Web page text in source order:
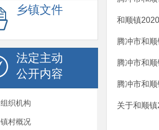
乡镇文件
法定主动
公开内容
组织机构
镇村概况
和顺镇
腾冲市和
腾冲市和
腾冲市和
关于和顺